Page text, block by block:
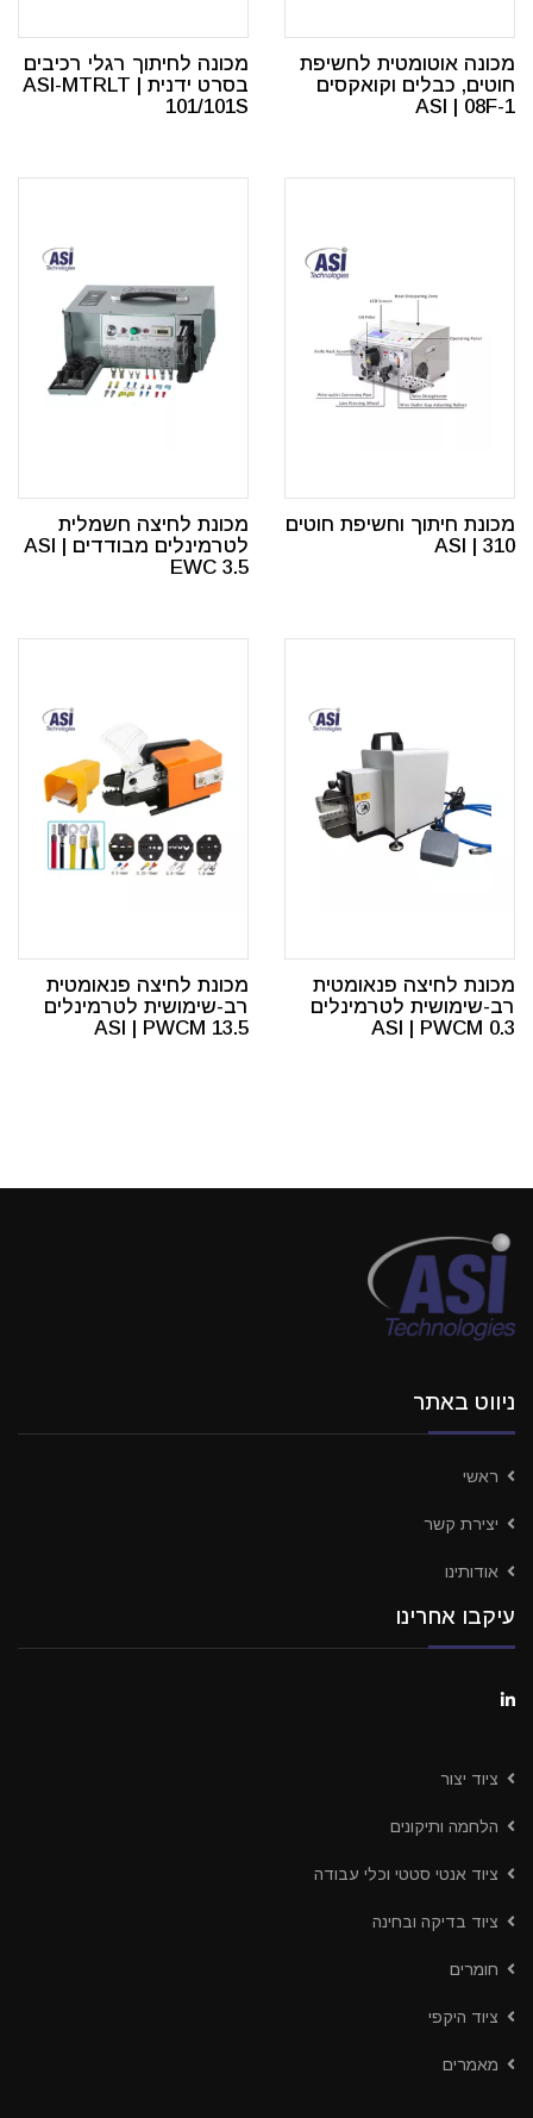
מכונה אוטומטית לחשיפת
חוטים, כבלים וקואקסים
ASI | 08F-1
מכונה לחיתוך רגלי רכיבים
בסרט ידנית | ASI-MTRLT
101/101S
מכונת חיתוך וחשיפת חוטים
310 | ASI
מכונת לחיצה חשמלית
לטרמינלים מבודדים ASI |
EWC 3.5
מכונת לחיצה פנאומטית
רב-שימושית לטרמינלים
ASI | PWCM 0.3
מכונת לחיצה פנאומטית
רב-שימושית לטרמינלים
ASI | PWCM 13.5
ניווט באתר
ראשי
יצירת קשר
אודותינו
עיקבו אחרינו
ציוד יצור
הלחמה ותיקונים
ציוד אנטי סטטי וכלי עבודה
ציוד בדיקה ובחינה
חומרים
ציוד היקפי
מאמרים